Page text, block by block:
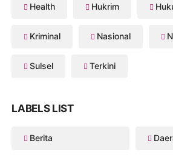
Health Hukrim
Kriminal Nasional
Sulsel Terkini
LABELS LIST
Berita